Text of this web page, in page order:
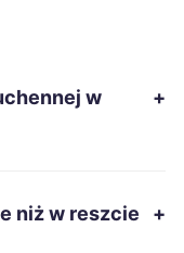
215 zł
w
+
niż w reszcie
+